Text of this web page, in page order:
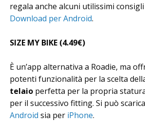
regala anche alcuni utilissimi
Download per Android.
SIZE MY BIKE (4.49€)
È un’app alternativa a Roadie, ma
potenti funzionalità per la scelta
telaio perfetta per la propria
per il successivo fitting. Si può
Android sia per iPhone.